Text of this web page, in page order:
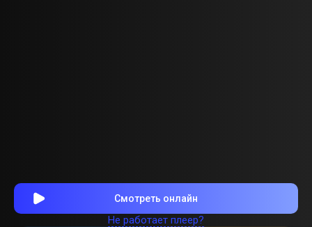
Смотреть онлайн
Не работает плеер?